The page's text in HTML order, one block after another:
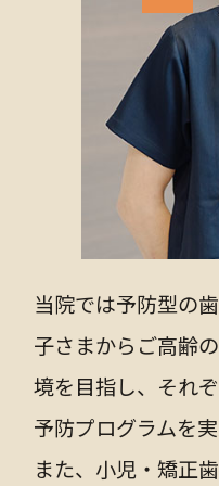
当院では予防型の
子さまからご高齢
境を目指し、それ
予防プログラムを
また、小児・矯正